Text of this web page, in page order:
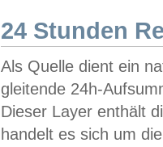
24 Stunden
Als Quelle dient ein
gleitende 24h-
Dieser Layer enthält
handelt es sich um